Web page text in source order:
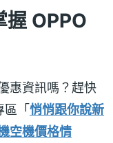
握 OPPO
惠資訊嗎？趕快
「 悄悄跟你說新
空機價格情